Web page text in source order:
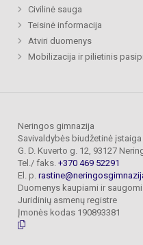
Civilinė sauga
Teisinė informacija
Atviri duomenys
Mobilizacija ir pilietinis
Neringos gimnazija
Savivaldybės biudžetinė įstaiga
G. D. Kuverto g. 12, 93127
Tel./ faks. +370 469 52291
El. p.
Duomenys kaupiami ir saugomi
Juridinių asmenų registre
Įmonės kodas 190893381